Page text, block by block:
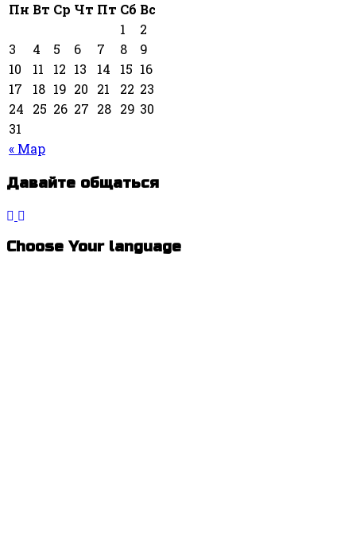
Пн Вт Ср Чт Пт Сб Вс
« Мар
1
2
3
4 5 6 7 8
9
10
11 12 13 14 15 16
17
18 19 20 21 22 23
24
25 26 27 28 29 30
31
Давайте общаться
Choose Your language